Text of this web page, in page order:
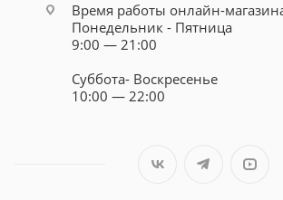
Время работы онлайн-
Понедельник - Пятница
9:00 — 21:00
Суббота- Воскресенье
10:00 — 22:00